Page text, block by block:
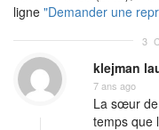
ligne "Demander une
3
klejman
7 ans ago
La sœur
temps que